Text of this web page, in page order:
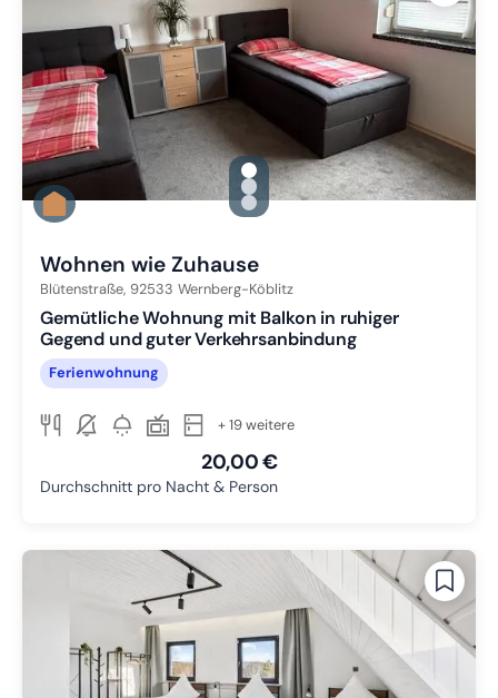
gallery.slide_selector
Zu Slide 1 wechseln
Zu Slide 2 wechseln
Zu Slide 3 wechseln
Wohnen wie Zuhause
Blütenstraße, 92533 Wernberg-Köblitz
Gemütliche Wohnung mit Balkon in ruhiger
Gegend und guter Verkehrsanbindung
Ferienwohnung
+ 19 weitere
20,00 €
Durchschnitt pro Nacht & Person